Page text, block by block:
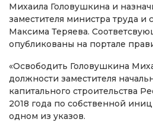
Михаила Головушкина и
заместителя министра труда
Максима Теряева.
опубликованы на портале
«Освободить Головушкина
должности заместителя
капитального строительства
2018 года по собственной
одном из указов.